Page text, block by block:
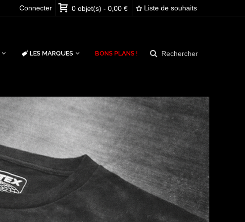
Connecter 0 objet(s) - 0,00 € Liste de souhaits
LES MARQUES BONS PLANS ! Rechercher